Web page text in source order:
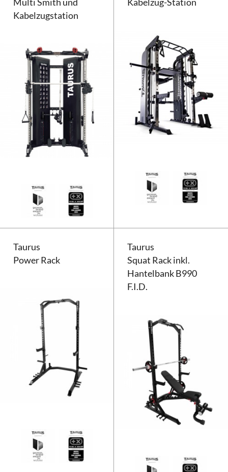
Multi Smith und
Kabelzugstation
Taurus MS40 Pro klappbare
Kabelzug-Station
Taurus
Power Rack
Taurus Power Rack
Taurus
Squat Rack inkl.
Hantelbank B990
F.I.D.